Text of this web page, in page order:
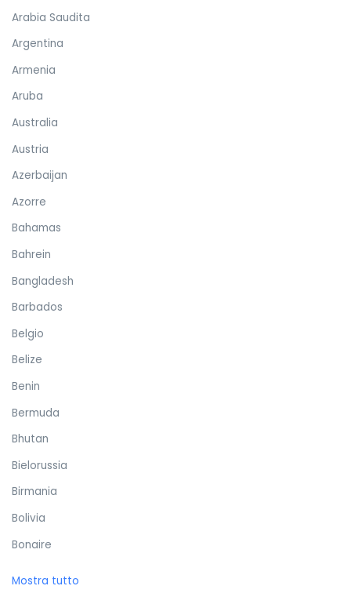
Arabia Saudita
Argentina
Armenia
Aruba
Australia
Austria
Azerbaijan
Azorre
Bahamas
Bahrein
Bangladesh
Barbados
Belgio
Belize
Benin
Bermuda
Bhutan
Bielorussia
Birmania
Bolivia
Bonaire
Mostra tutto